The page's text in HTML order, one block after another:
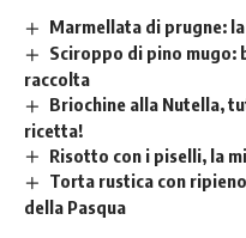
Marmellata di prugne:
Sciroppo di pino mugo:
raccolta
Briochine alla Nutella,
ricetta!
Risotto con i piselli, la
Torta rustica con
della Pasqua